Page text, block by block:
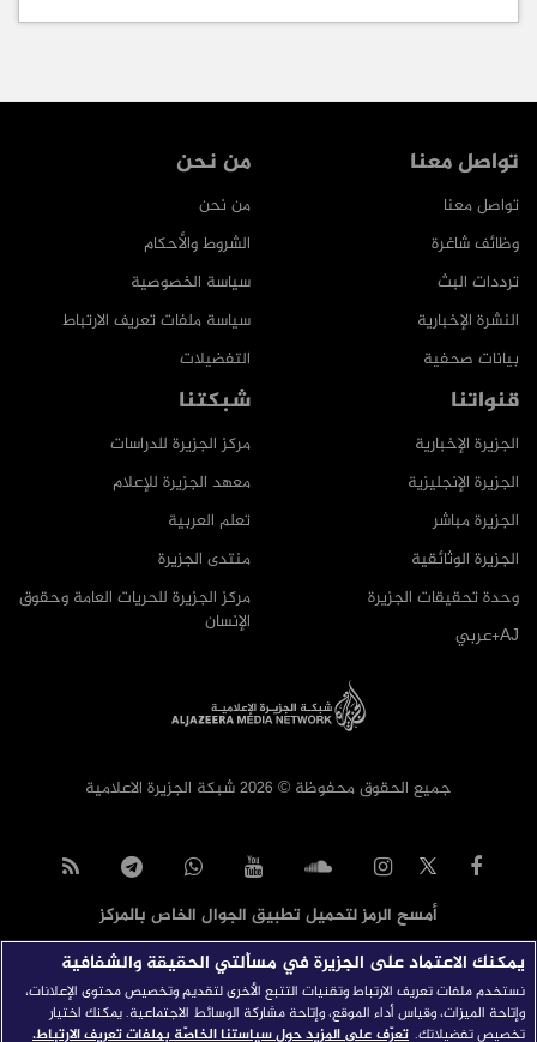
من نحن
من نحن
الشروط والأحكام
سياسة الخصوصية
سياسة ملفات تعريف الارتباط
التفضيلات
تواصل معنا
تواصل معنا
وظائف شاغرة
ترددات البث
النشرة الإخبارية
بيانات صحفية
شبكتنا
مركز الجزيرة للدراسات
معهد الجزيرة للإعلام
تعلم العربية
منتدى الجزيرة
مركز الجزيرة للحريات العامة وحقوق
الإنسان
قنواتنا
الجزيرة الإخبارية
الجزيرة الإنجليزية
الجزيرة مباشر
الجزيرة الوثائقية
وحدة تحقيقات الجزيرة
AJ+عربي
جميع الحقوق محفوظة © 2026 شبكة الجزيرة الاعلامية
أمسح الرمز لتحميل تطبيق الجوال الخاص بالمركز
يمكنك الاعتماد على الجزيرة في مسألتي الحقيقة والشفافية
نستخدم ملفات تعريف الارتباط وتقنيات التتبع الأخرى لتقديم وتخصيص محتوى الإعلانات،
وإتاحة الميزات، وقياس أداء الموقع، وإتاحة مشاركة الوسائط الاجتماعية. يمكنك اختيار
تخصيص تفضيلاتك. تعرّف على المزيد حول سياستنا الخاصّة بملفات تعريف الارتباط.